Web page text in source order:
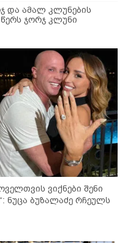
და ამალ კლუნების
ჯორჯ კლუნი
ვიქნები შენი
ნუცა ბუზალაძე რჩეულს